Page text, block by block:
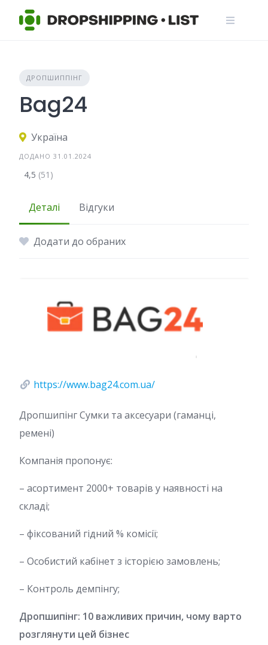
ДРОПШИППІНГ
Bag24
Україна
ДОДАНО 31.01.2024
4,5 (51)
Деталі Відгуки
Додати до обраних
https://www.bag24.com.ua/
Дропшипінг Сумки та аксесуари (гаманці,
ремені)
Компанія пропонує:
– асортимент 2000+ товарів у наявності на
складі;
– фіксований гідний % комісії;
– Особистий кабінет з історією замовлень;
– Контроль демпінгу;
Дропшипінг: 10 важливих причин, чому варто
розглянути цей бізнес